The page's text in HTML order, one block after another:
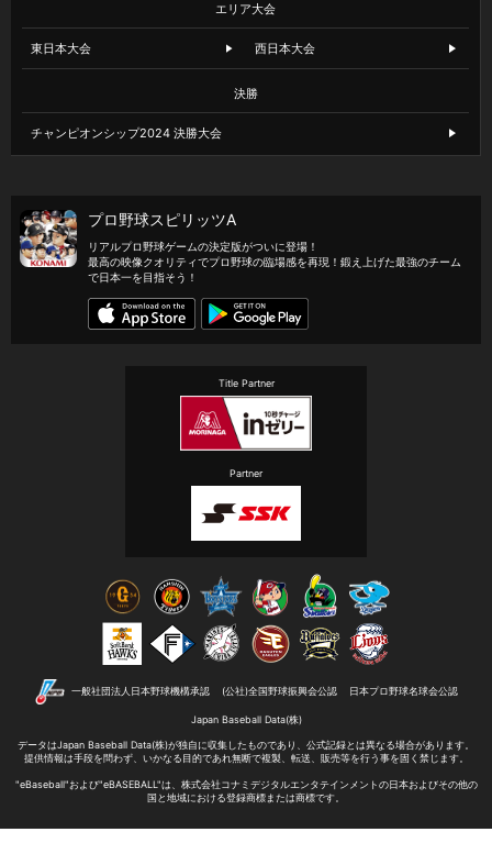
エリア大会
東日本大会 西日本大会
決勝
チャンピオンシップ2024 決勝大会
プロ野球スピリッツA
リアルプロ野球ゲームの決定版がついに登場！
最高の映像クオリティでプロ野球の臨場感を再現！鍛え上げた最強のチーム
で日本一を目指そう！
Title Partner
Partner
一般社団法人日本野球機構承認 (公社)全国野球振興会公認 日本プロ野球名球会公認
Japan Baseball Data(株)
データはJapan Baseball Data(株)が独自に収集したものであり、 公式記録とは異なる場合があります。
提供情報は手段を問わず、いかなる目的であれ無断で複製、転送、販売等を行う事を固く禁じます。
"eBaseball"および"eBASEBALL"は、株式会社コナミデジタルエンタテインメントの日本およびその他の
国と地域における登録商標または商標です。